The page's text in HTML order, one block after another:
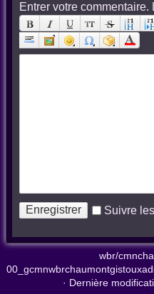
Entrer votre
Suivre
wbr/
· Dernière